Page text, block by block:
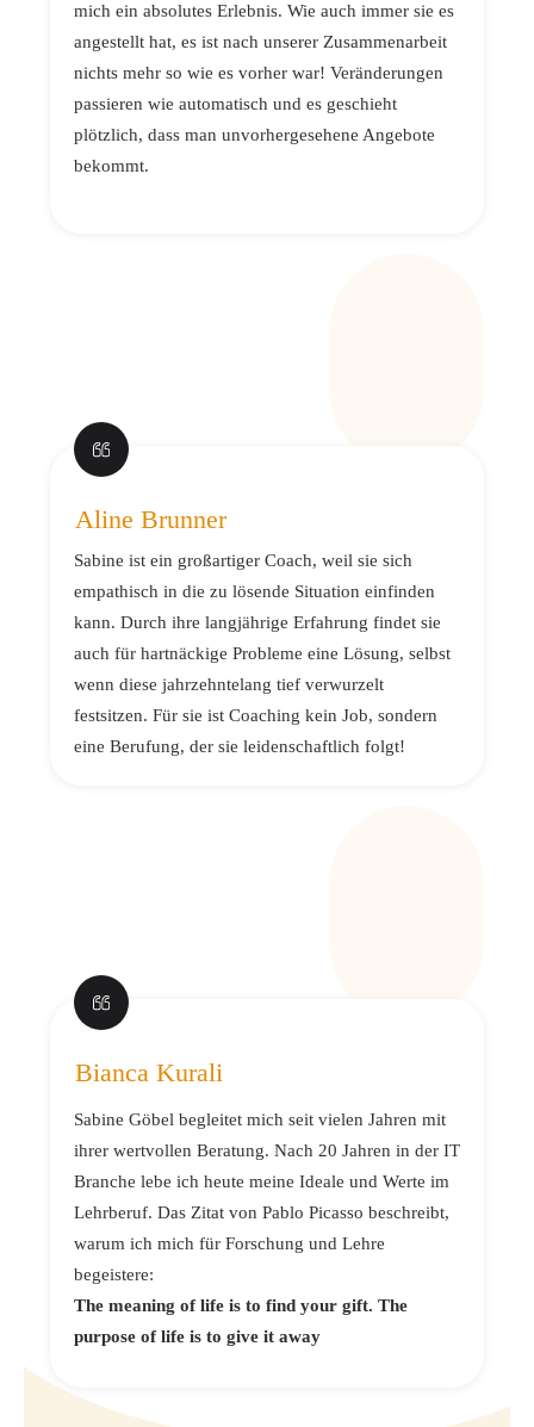
mich ein absolutes Erlebnis. Wie auch immer sie es
angestellt hat, es ist nach unserer Zusammenarbeit
nichts mehr so wie es vorher war! Veränderungen
passieren wie automatisch und es geschieht
plötzlich, dass man unvorhergesehene Angebote
bekommt.
Aline Brunner
Sabine ist ein großartiger Coach, weil sie sich
empathisch in die zu lösende Situation einfinden
kann. Durch ihre langjährige Erfahrung findet sie
auch für hartnäckige Probleme eine Lösung, selbst
wenn diese jahrzehntelang tief verwurzelt
festsitzen. Für sie ist Coaching kein Job, sondern
eine Berufung, der sie leidenschaftlich folgt!
Bianca Kurali
Sabine Göbel begleitet mich seit vielen Jahren mit
ihrer wertvollen Beratung. Nach 20 Jahren in der IT
Branche lebe ich heute meine Ideale und Werte im
Lehrberuf. Das Zitat von Pablo Picasso beschreibt,
warum ich mich für Forschung und Lehre
begeistere:
The meaning of life is to find your gift. The
purpose of life is to give it away